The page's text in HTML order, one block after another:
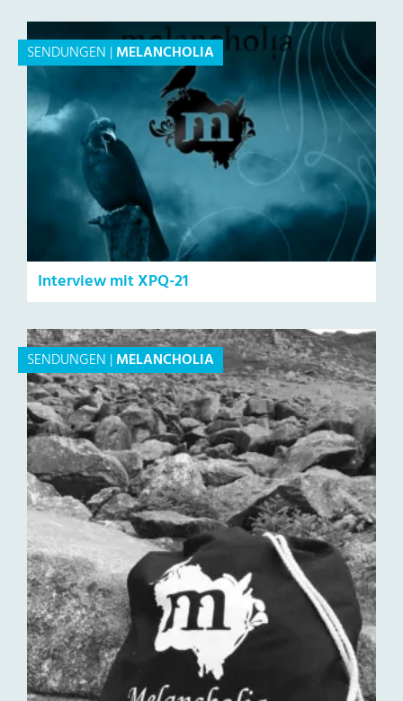
SENDUNGEN |MELANCHOLIA
Interview mit XPQ-21
SENDUNGEN |MELANCHOLIA